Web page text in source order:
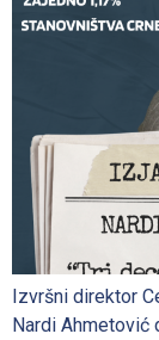
Izvršni direktor
Nardi Ahmetović